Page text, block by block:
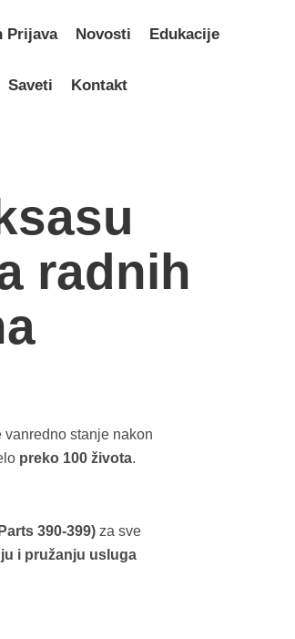
Prijava Novosti Edukacije
Saveti Kontakt
radnih
vanredno stanje nakon
preko 100 života.
390-399) za sve
i pružanju usluga